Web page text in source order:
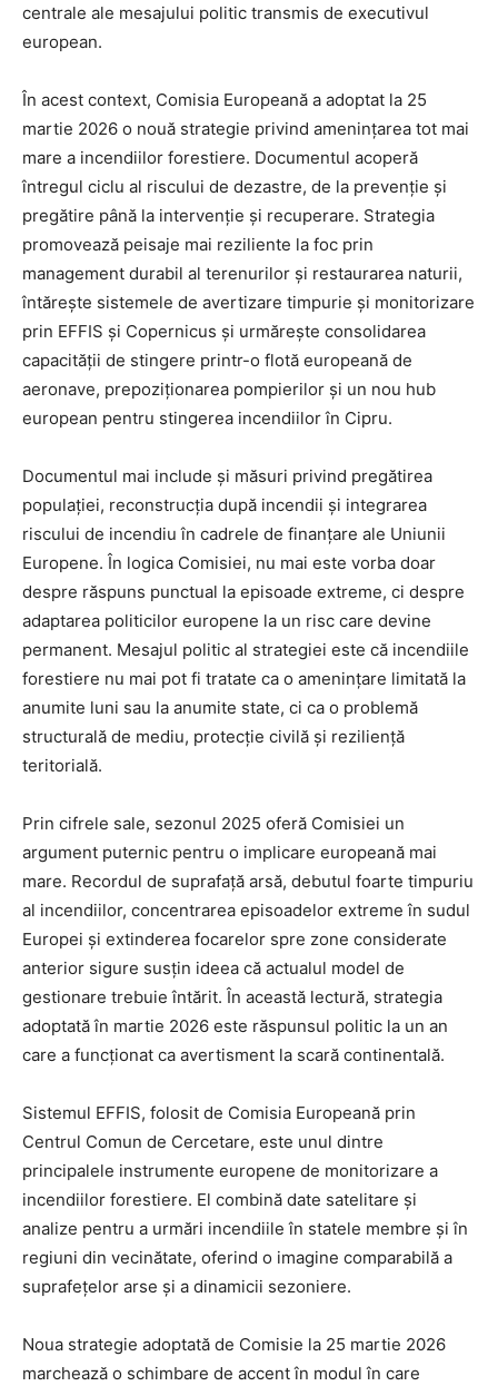
centrale ale mesajului politic transmis de executivul
european.
În acest context, Comisia Europeană a adoptat la 25
martie 2026 o nouă strategie privind amenințarea tot mai
mare a incendiilor forestiere. Documentul acoperă
întregul ciclu al riscului de dezastre, de la prevenție și
pregătire până la intervenție și recuperare. Strategia
promovează peisaje mai reziliente la foc prin
management durabil al terenurilor și restaurarea naturii,
întărește sistemele de avertizare timpurie și monitorizare
prin EFFIS și Copernicus și urmărește consolidarea
capacității de stingere printr-o flotă europeană de
aeronave, prepoziționarea pompierilor și un nou hub
european pentru stingerea incendiilor în Cipru.
Documentul mai include și măsuri privind pregătirea
populației, reconstrucția după incendii și integrarea
riscului de incendiu în cadrele de finanțare ale Uniunii
Europene. În logica Comisiei, nu mai este vorba doar
despre răspuns punctual la episoade extreme, ci despre
adaptarea politicilor europene la un risc care devine
permanent. Mesajul politic al strategiei este că incendiile
forestiere nu mai pot fi tratate ca o amenințare limitată la
anumite luni sau la anumite state, ci ca o problemă
structurală de mediu, protecție civilă și reziliență
teritorială.
Prin cifrele sale, sezonul 2025 oferă Comisiei un
argument puternic pentru o implicare europeană mai
mare. Recordul de suprafață arsă, debutul foarte timpuriu
al incendiilor, concentrarea episoadelor extreme în sudul
Europei și extinderea focarelor spre zone considerate
anterior sigure susțin ideea că actualul model de
gestionare trebuie întărit. În această lectură, strategia
adoptată în martie 2026 este răspunsul politic la un an
care a funcționat ca avertisment la scară continentală.
Sistemul EFFIS, folosit de Comisia Europeană prin
Centrul Comun de Cercetare, este unul dintre
principalele instrumente europene de monitorizare a
incendiilor forestiere. El combină date satelitare și
analize pentru a urmări incendiile în statele membre și în
regiuni din vecinătate, oferind o imagine comparabilă a
suprafețelor arse și a dinamicii sezoniere.
Noua strategie adoptată de Comisie la 25 martie 2026
marchează o schimbare de accent în modul în care